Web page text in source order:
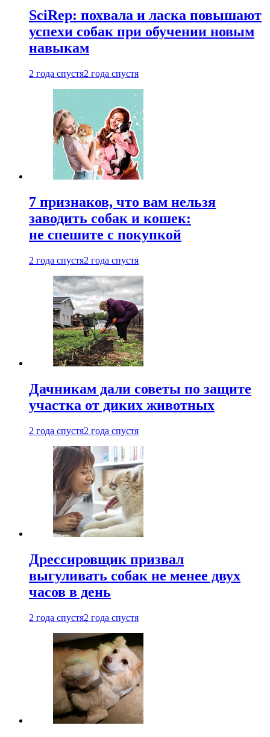
SciRep: похвала и ласка повышают
успехи собак при обучении новым
навыкам
2 года спустя2 года спустя
7 признаков, что вам нельзя
заводить собак и кошек:
не спешите с покупкой
2 года спустя2 года спустя
Дачникам дали советы по защите
участка от диких животных
2 года спустя2 года спустя
Дрессировщик призвал
выгуливать собак не менее двух
часов в день
2 года спустя2 года спустя